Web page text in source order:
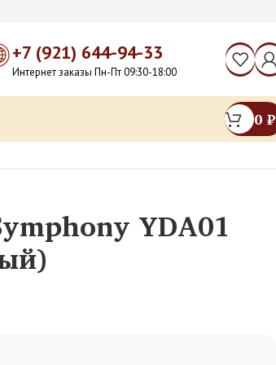
+7 (921) 644-94-33
Интернет заказы Пн-Пт 09:30-18:00
0 ₽
YDA01